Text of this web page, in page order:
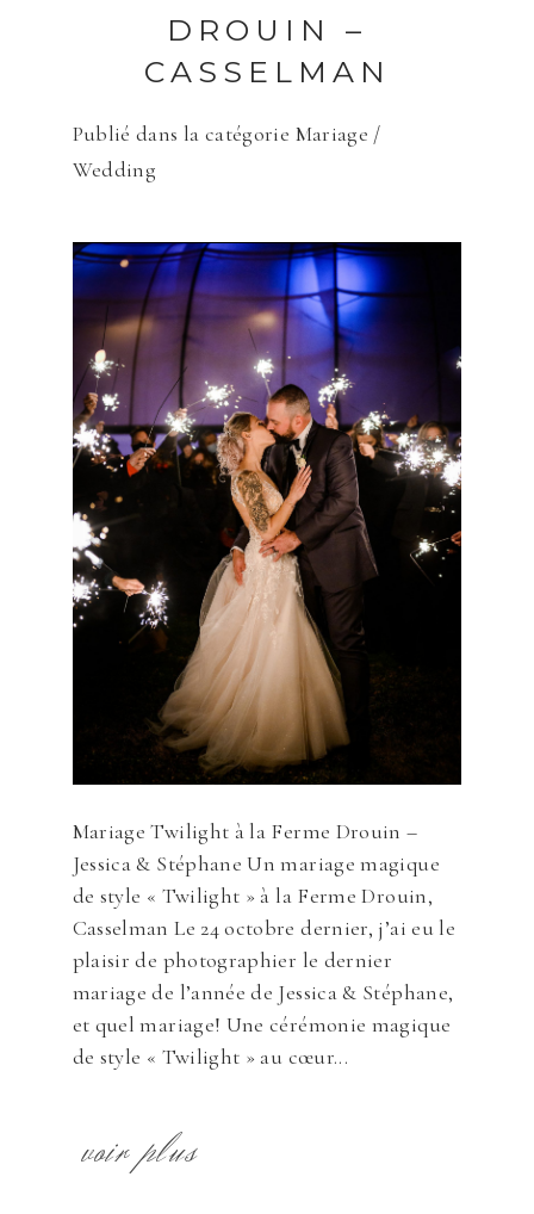
DROUIN –
CASSELMAN
Publié dans la catégorie Mariage /
Wedding
Mariage Twilight à la Ferme Drouin –
Jessica & Stéphane Un mariage magique
de style « Twilight » à la Ferme Drouin,
Casselman Le 24 octobre dernier, j’ai eu le
plaisir de photographier le dernier
mariage de l’année de Jessica & Stéphane,
et quel mariage! Une cérémonie magique
de style « Twilight » au cœur...
voir plus